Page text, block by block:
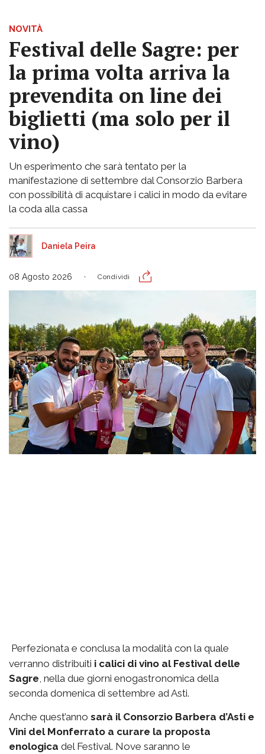
NOVITÀ
Festival delle Sagre: per
la prima volta arriva la
prevendita on line dei
biglietti (ma solo per il
vino)
Un esperimento che sarà tentato per la
manifestazione di settembre dal Consorzio Barbera
con possibilità di acquistare i calici in modo da evitare
la coda alla cassa
Daniela Peira
08 Agosto 2026 Condividi
Perfezionata e conclusa la modalità con la quale
verranno distribuiti i calici di vino al Festival delle
Sagre, nella due giorni enogastronomica della
seconda domenica di settembre ad Asti.
Anche quest’anno sarà il Consorzio Barbera d’Asti e
Vini del Monferrato a curare la proposta
enologica del Festival. Nove saranno le